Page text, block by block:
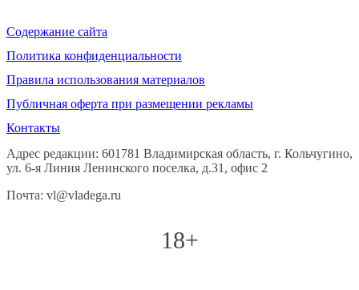
Содержание сайта
Политика конфиденциальности
Правила использования материалов
Публичная оферта при размещении рекламы
Контакты
Адрес редакции: 601781 Владимирская область, г. Кольчугино,
ул. 6-я Линия Ленинского поселка, д.31, офис 2
Почта: vl@vladega.ru
18+